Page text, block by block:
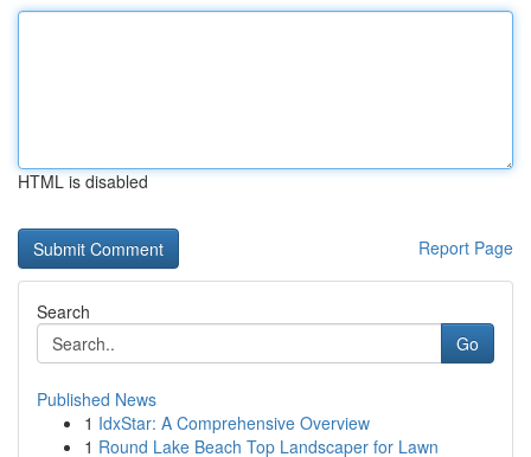
HTML is disabled
Report Page
Search
Go
Published News
1 IdxStar: A Comprehensive Overview
1 Round Lake Beach Top Landscaper for Lawn